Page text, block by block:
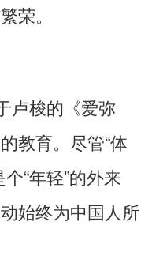
荣。
梭的《爱弥
教育。尽管“体
“年轻”的外来
始终为中国人所